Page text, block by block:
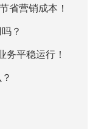
省营销成本！
？
务平稳运行！